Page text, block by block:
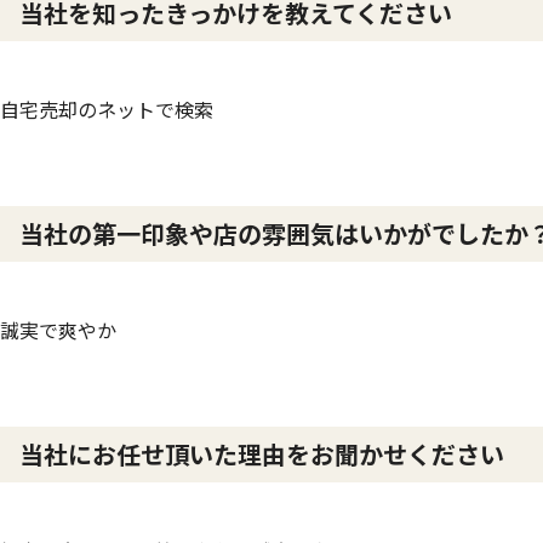
当社を知ったきっかけを教えてください
自宅売却のネットで検索
当社の第一印象や店の雰囲気はいかがでしたか
誠実で爽やか
当社にお任せ頂いた理由をお聞かせください